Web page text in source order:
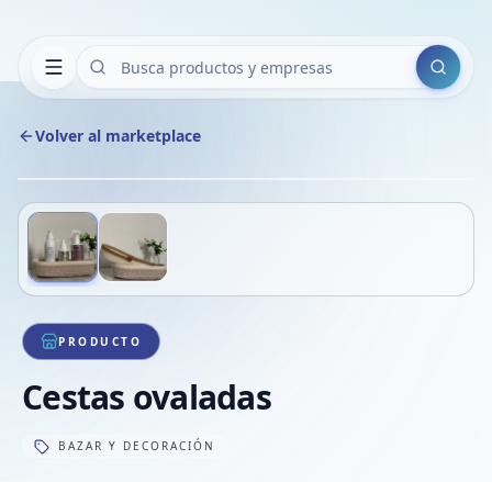
Buscar
Volver al marketplace
1/2
PRODUCTO
Cestas ovaladas
BAZAR Y DECORACIÓN